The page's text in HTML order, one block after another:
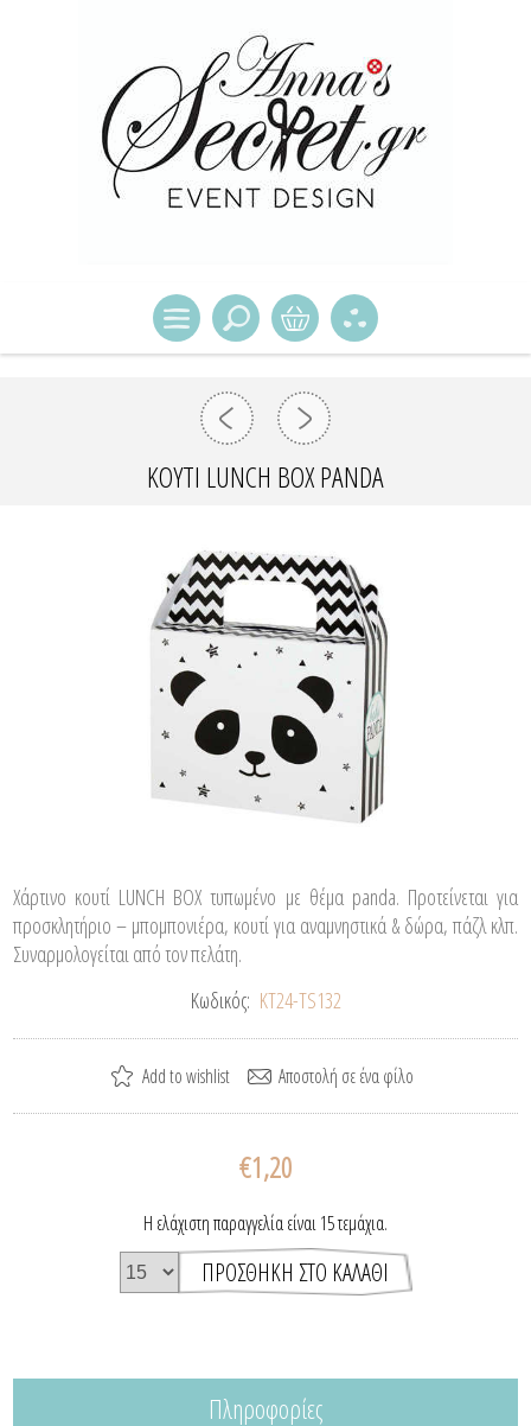
ΚΟΥΤΙ LUNCH BOX PANDA
Χάρτινο κουτί LUNCH BOX τυπωμένο με θέμα panda. Προτείνεται για
προσκλητήριο – μπομπονιέρα, κουτί για αναμνηστικά & δώρα, πάζλ κλπ.
Συναρμολογείται από τον πελάτη.
Κωδικός: ΚΤ24-TS132
€1,20
Η ελάχιστη παραγγελία είναι 15 τεμάχια.
Πληροφορίες